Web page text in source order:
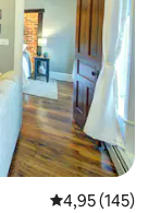
Średnia
4,95 (145)